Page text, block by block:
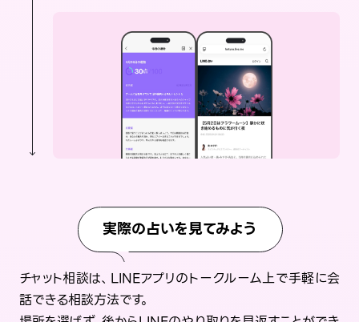
実際の占いを見てみよう
チャット相談は、LINEアプリのトークルーム上で手軽に会
話できる相談方法です。